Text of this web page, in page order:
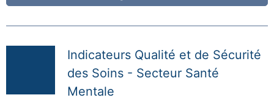
Indicateurs Qualité et de Sécurité
des Soins - Secteur Santé
Mentale